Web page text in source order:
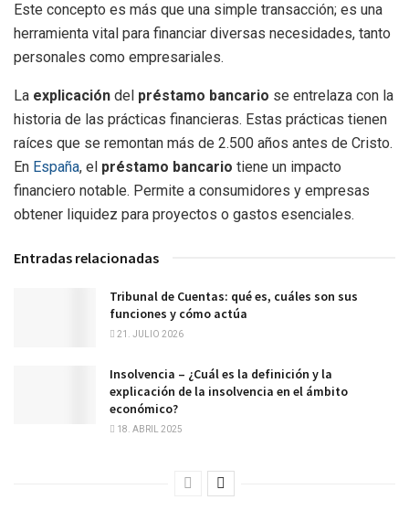
Este concepto es más que una simple transacción; es una
herramienta vital para financiar diversas necesidades, tanto
personales como empresariales.
La explicación del préstamo bancario se entrelaza con la
historia de las prácticas financieras. Estas prácticas tienen
raíces que se remontan más de 2.500 años antes de Cristo.
En España, el préstamo bancario tiene un impacto
financiero notable. Permite a consumidores y empresas
obtener liquidez para proyectos o gastos esenciales.
Entradas relacionadas
Tribunal de Cuentas: qué es, cuáles son sus
funciones y cómo actúa
21. JULIO 2026
Insolvencia – ¿Cuál es la definición y la
explicación de la insolvencia en el ámbito
económico?
18. ABRIL 2025